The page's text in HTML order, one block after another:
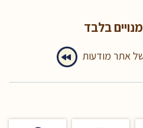
בלבד
אתר מודעות